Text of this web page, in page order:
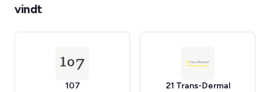
vindt
107 21 Trans-Dermal